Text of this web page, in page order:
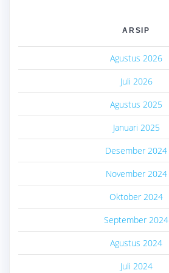
ARSIP
Agustus 2026
Juli 2026
Agustus 2025
Januari 2025
Desember 2024
November 2024
Oktober 2024
September 2024
Agustus 2024
Juli 2024